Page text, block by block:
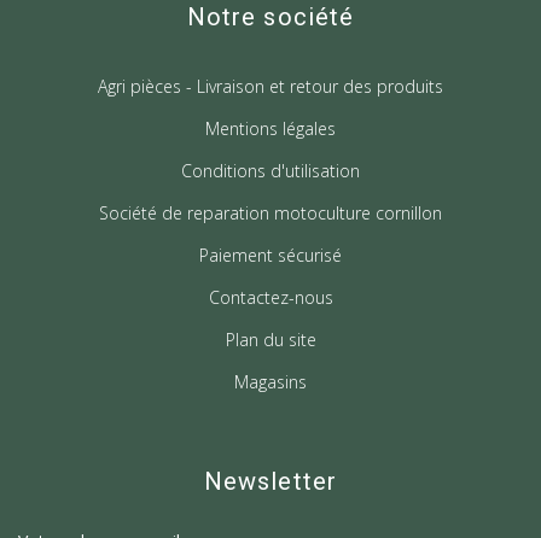
Notre société
Agri pièces - Livraison et retour des produits
Mentions légales
Conditions d'utilisation
Société de reparation motoculture cornillon
Paiement sécurisé
Contactez-nous
Plan du site
Magasins
Newsletter